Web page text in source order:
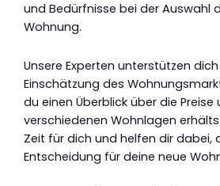
und Bedürfnisse bei der Auswahl
Wohnung.
Unsere Experten unterstützen
Einschätzung des
du einen Überblick über die Preise
verschiedenen Wohnlagen
Zeit für dich und helfen dir dabei,
Entscheidung für deine neue